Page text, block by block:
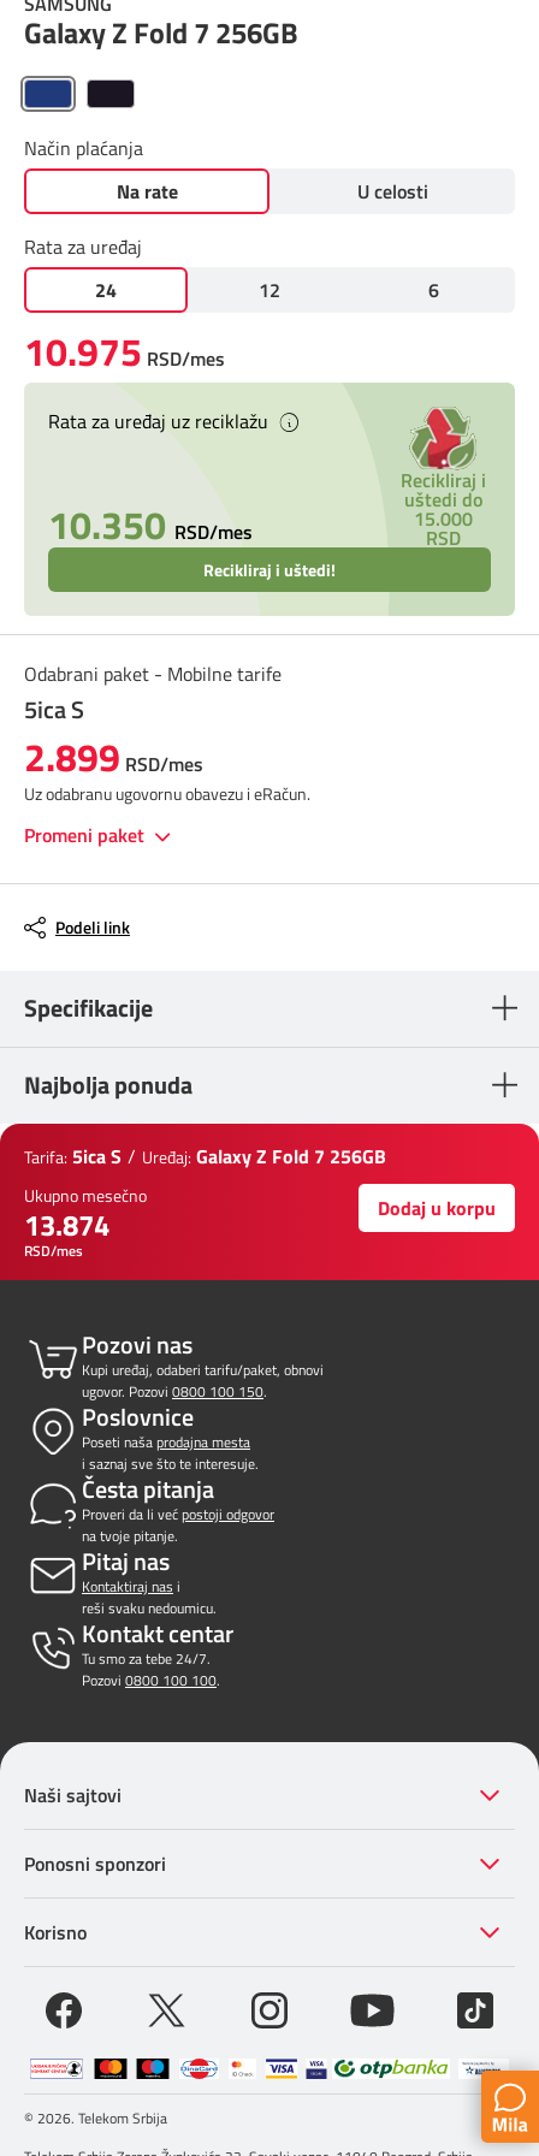
Prilagođeno tebi
Putuj pametnije
Galaxy Z Fold 7 256GB
Način plaćanja
Na rate
U celosti
Rata za uređaj
24
12 6
10.975 RSD/mes
Rata za uređaj uz reciklažu
10.350 RSD/mes
Recikliraj i
uštedi do
15.000
RSD
Recikliraj i uštedi!
Odabrani paket - Mobilne tarife
5ica S
2.899 RSD/mes
Uz odabranu ugovornu obavezu i eRačun.
Promeni paket
Podeli link
Specifikacije
Najbolja ponuda
Tarifa: 5ica S / Uređaj: Galaxy Z Fold 7 256GB
Ukupno mesečno
13.874
RSD/mes
Dodaj u korpu
Pozovi nas
Kupi uređaj, odaberi tarifu/paket, obnovi
ugovor. Pozovi 0800 100 150.
Poslovnice
Poseti našaprodajna mesta
i saznaj sve što te interesuje.
Česta pitanja
Proveri da li većpostoji odgovor
na tvoje pitanje.
Pitaj nas
Kontaktiraj nas i
reši svaku nedoumicu.
Kontakt centar
Tu smo za tebe 24/7.
Pozovi 0800 100 100.
Naši sajtovi
Ponosni sponzori
Korisno
© 2026. Telekom Srbija